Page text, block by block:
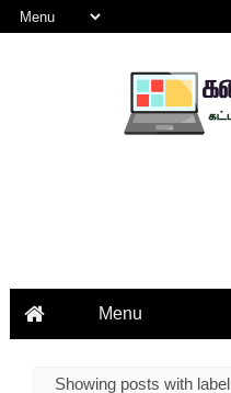
Showing posts with label